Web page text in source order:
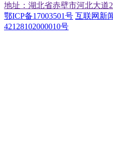
地址：湖北省赤壁市河北大道
鄂ICP备17003501号 互联网新
42128102000010号